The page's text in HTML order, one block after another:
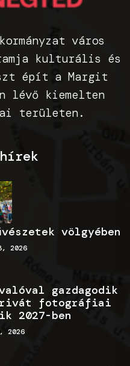
város
kulturális és
épít a Margit
lévő kiemelten
területen.
völgyében
2026
gazdagodik
fotográfiai
2027-ben
2026